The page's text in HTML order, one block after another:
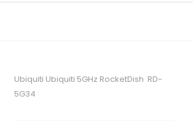
Ubiquiti Ubiquiti 5GHz RocketDish RD-
5G34